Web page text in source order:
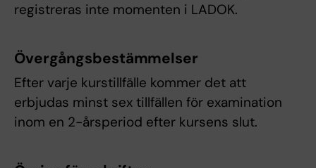
registreras inte momenten i LADOK.
Övergångsbestämmelser
Efter varje kurstillfälle kommer det att
erbjudas minst sex tillfällen för examination
inom en 2-årsperiod efter kursens slut.